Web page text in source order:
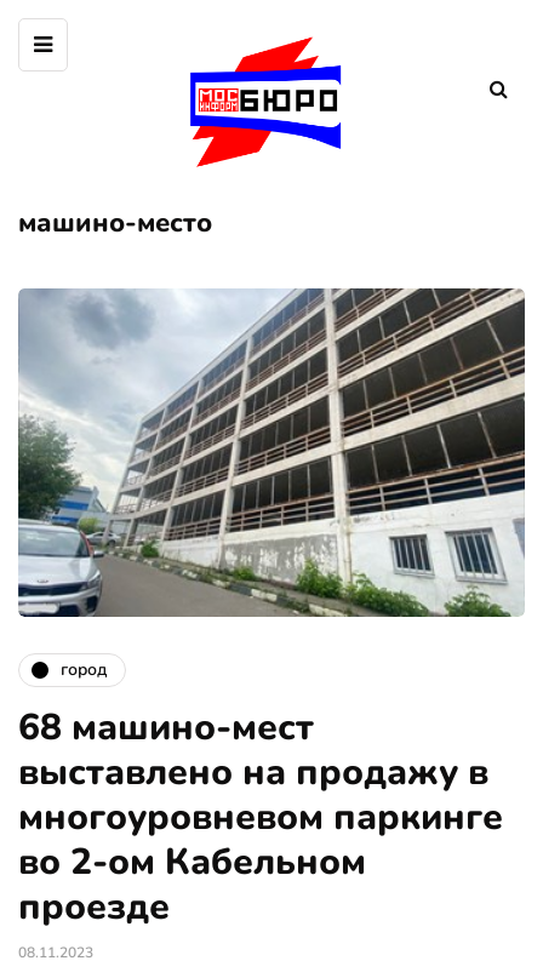
машино-место
город
68 машино-мест
выставлено на продажу в
многоуровневом паркинге
во 2-ом Кабельном
проезде
08.11.2023